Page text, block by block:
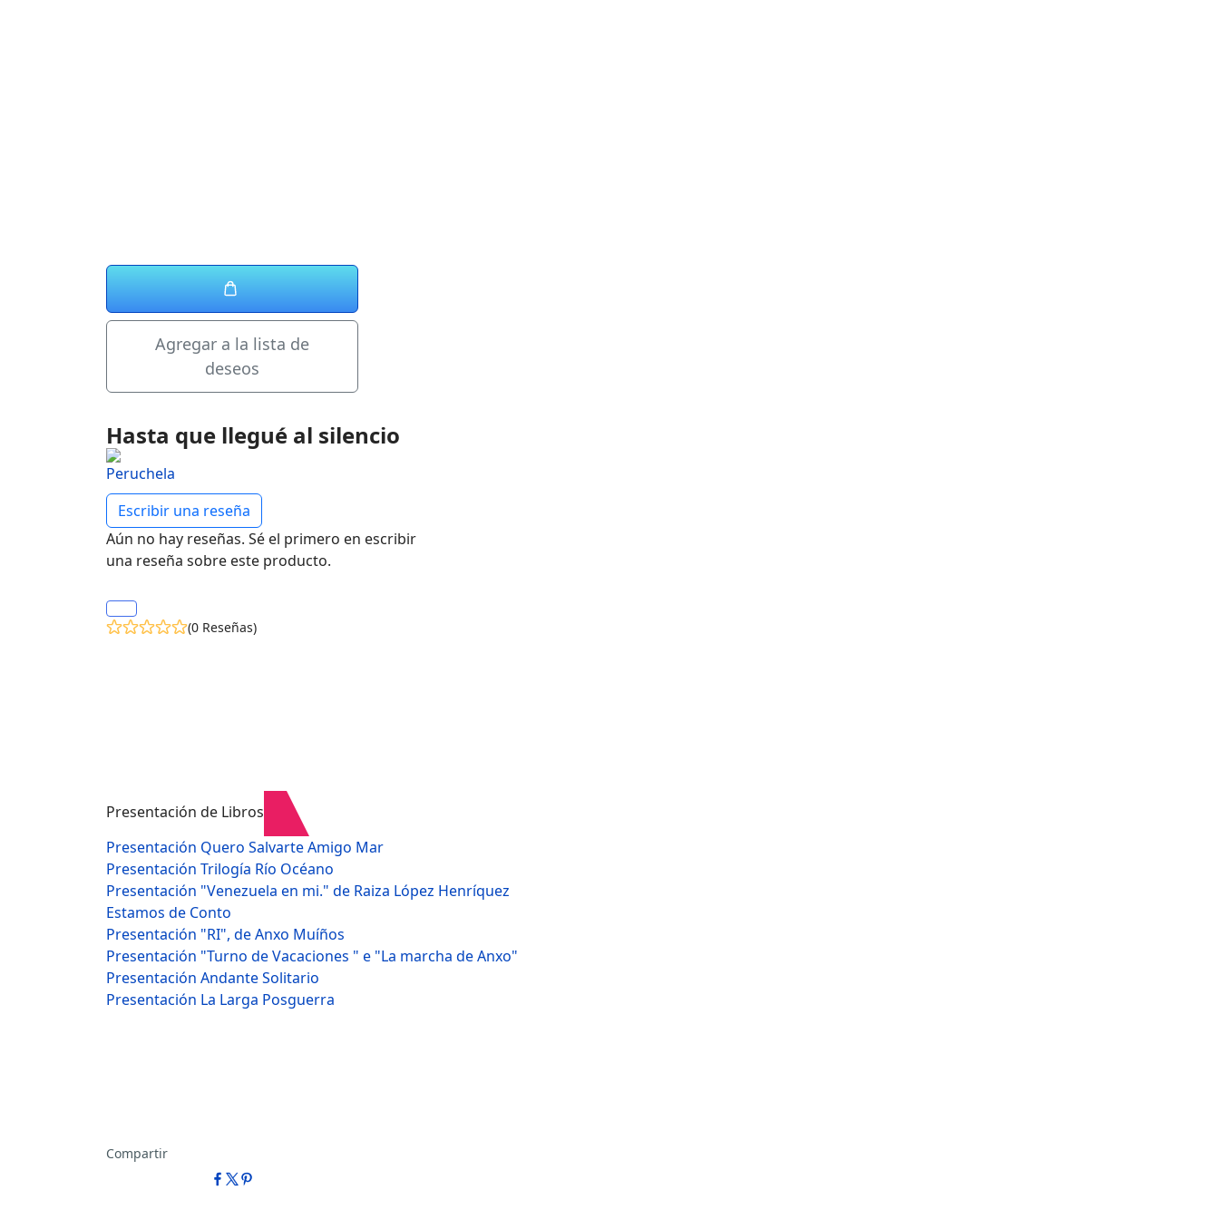
Agregar a la lista de
deseos
Hasta que llegué al silencio
Escribir una reseña
Aún no hay reseñas. Sé el primero en escribir
una reseña sobre este producto.
(0 Reseñas)
Presentación de Libros
Presentación Quero Salvarte Amigo Mar
Presentación Trilogía Río Océano
Presentación "Venezuela en mi." de Raiza López Henríquez
Estamos de Conto
Presentación "RI", de Anxo Muíños
Presentación "Turno de Vacaciones " e "La marcha de Anxo"
Presentación Andante Solitario
Presentación La Larga Posguerra
Compartir